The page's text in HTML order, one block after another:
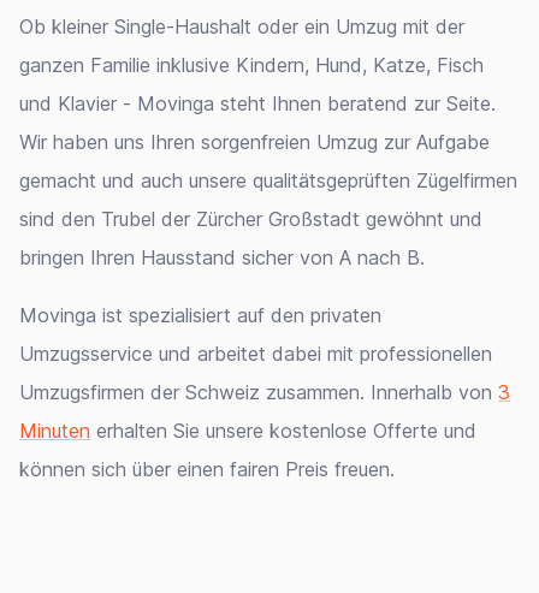
Ob kleiner Single-Haushalt oder ein Umzug mit der
ganzen Familie inklusive Kindern, Hund, Katze, Fisch
und Klavier - Movinga steht Ihnen beratend zur Seite.
Wir haben uns Ihren sorgenfreien Umzug zur Aufgabe
gemacht und auch unsere qualitätsgeprüften Zügelfirmen
sind den Trubel der Zürcher Großstadt gewöhnt und
bringen Ihren Hausstand sicher von A nach B.
Movinga ist spezialisiert auf den privaten
Umzugsservice und arbeitet dabei mit professionellen
Umzugsfirmen der Schweiz zusammen. Innerhalb von 3
Minuten erhalten Sie unsere kostenlose Offerte und
können sich über einen fairen Preis freuen.